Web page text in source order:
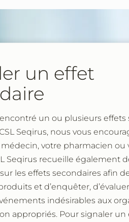
un effet
un ou plusieurs effets
Seqirus, nous vous
médecin, votre pharmacien ou
Seqirus recueille également
les effets secondaires afin
et d’enquêter,
indésirables aux
appropriés. Pour signaler un